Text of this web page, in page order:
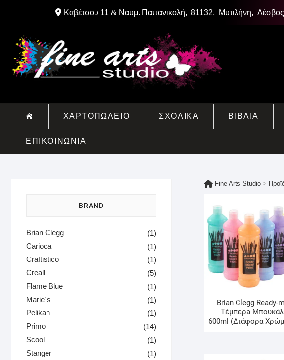
Καβέτσου 11 & Ναυμ. Παπανικολή, 81132, Μυτιλήνη, Λέσβος
ΧΑΡΤΟΠΩΛΕΙΟ ΣΧΟΛΙΚΑ ΒΙΒΛΙΑ
ΕΠΙΚΟΙΝΩΝΙΑ
Fine Arts Studio >
Brian Clegg Ready-
Τέμπερa
600ml (Διάφορα
BRAND
Brian Clegg
(1)
Carioca
(1)
Craftistico
(1)
Creall
(5)
Flame Blue
(1)
Marie΄s
(1)
Pelikan
(1)
Primo
(14)
Scool
(1)
Stanger
(1)